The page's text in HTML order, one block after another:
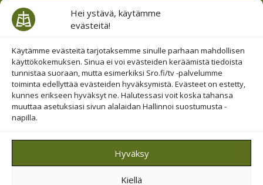
Hei ystävä, käytämme
evästeitä!
Käytämme evästeitä tarjotaksemme sinulle parhaan mahdollisen
käyttökokemuksen. Sinua ei voi evästeiden keräämistä tiedoista
tunnistaa suoraan, mutta esimerkiksi Sro.fi/tv -palvelumme
toiminta edellyttää evästeiden hyväksymistä. Evästeet on estetty,
kunnes erikseen hyväksyt ne. Halutessasi voit koska tahansa
muuttaa asetuksiasi sivun alalaidan Hallinnoi suostumusta -
napilla.
Hyväksy
Kiellä
Evästesuostumus
Hallinnoi evästeitä
Etsi sivuiltamme
© 2019-2026 Suomen Raamattuopiston Säätiö
Saavutettavuus huomioitu